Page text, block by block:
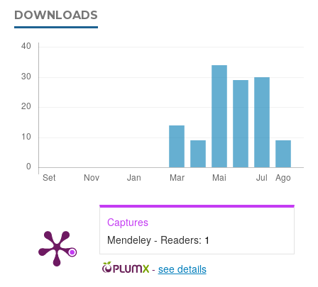
DOWNLOADS
Captures
Mendeley - Readers: 1
- see details